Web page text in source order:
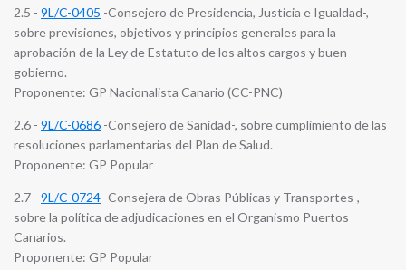
2.5 - 9L/C-0405 -Consejero de Presidencia, Justicia e Igualdad-,
sobre previsiones, objetivos y principios generales para la
aprobación de la Ley de Estatuto de los altos cargos y buen
gobierno.
Proponente: GP Nacionalista Canario (CC-PNC)
2.6 - 9L/C-0686 -Consejero de Sanidad-, sobre cumplimiento de las
resoluciones parlamentarias del Plan de Salud.
Proponente: GP Popular
2.7 - 9L/C-0724 -Consejera de Obras Públicas y Transportes-,
sobre la política de adjudicaciones en el Organismo Puertos
Canarios.
Proponente: GP Popular